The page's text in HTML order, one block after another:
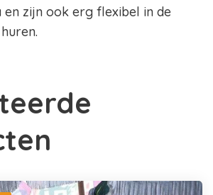
en zijn ook erg flexibel in de